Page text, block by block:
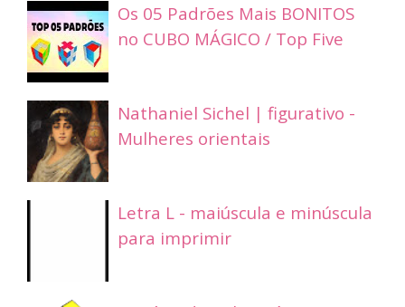
Os 05 Padrões Mais BONITOS
no CUBO MÁGICO / Top Five
Nathaniel Sichel | figurativo -
Mulheres orientais
Letra L - maiúscula e minúscula
para imprimir